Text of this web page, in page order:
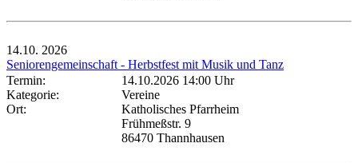
14.10. 2026
Seniorengemeinschaft - Herbstfest mit Musik und Tanz
Termin:
14.10.2026 14:00 Uhr
Kategorie:
Vereine
Ort:
Katholisches Pfarrheim
Frühmeßstr. 9
86470 Thannhausen